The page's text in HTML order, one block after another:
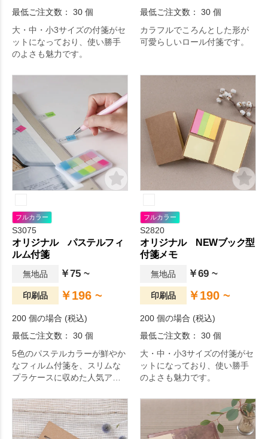
最低ご注文数： 30 個
大・中・小3サイズの付箋がセ
ットになっており、使い勝手
のよさも魅力です。
最低ご注文数： 30 個
カラフルでころんとした形が
可愛らしいロール付箋です。
フルカラー
S3075
オリジナル パステルフィ
ルム付箋
無地品 ￥75 ~
印刷品 ￥196 ~
200 個の場合 (税込)
最低ご注文数： 30 個
5色のパステルカラーが鮮やか
なフィルム付箋を、スリムな
プラケースに収めた人気アイ
フルカラー
S2820
オリジナル NEWブック型
付箋メモ
無地品 ￥69 ~
印刷品 ￥190 ~
200 個の場合 (税込)
最低ご注文数： 30 個
大・中・小3サイズの付箋がセ
ットになっており、使い勝手
のよさも魅力です。